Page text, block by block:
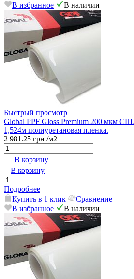
В избранное
В наличии
Быстрый просмотр
Global PPF Gloss Premium 200 мкм
1,524м полиуретановая пленка.
2 981.25 грн /м2
В корзину
В корзину
Подробнее
Купить в 1 клик
Сравнение
В избранное
В наличии